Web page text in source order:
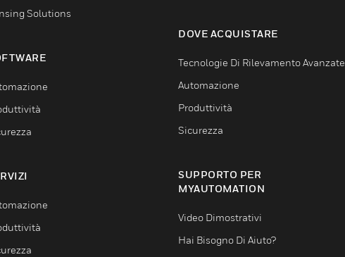
Solutions
DOVE ACQUISTARE
Tecnologie Di Rilevamento Avanzate
Automazione
Produttività
Sicurezza
SUPPORTO PER
MYAUTOMATION
Video Dimostrativi
Hai Bisogno Di Aiuto?